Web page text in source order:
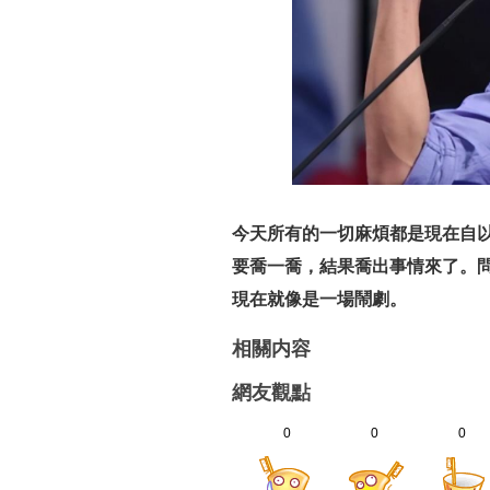
今天所有的一切麻煩都是現在自
要喬一喬，結果喬出事情來了。
現在就像是一場鬧劇。
相關内容
網友觀點
0 0 0